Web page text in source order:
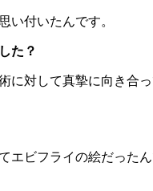
い付いたんです。
た？
対して真摯に向き合
ビフライの絵だった